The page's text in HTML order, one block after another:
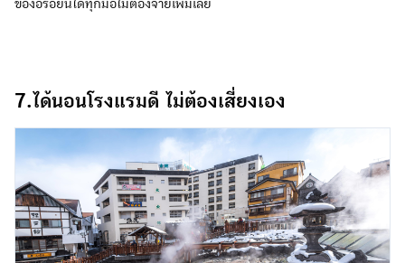
ของอร่อยนี้ได้ทุกมื้อไม่ต้องจ่ายเพิ่มเลย
7.ได้นอนโรงแรมดี ไม่ต้องเสี่ยงเอง